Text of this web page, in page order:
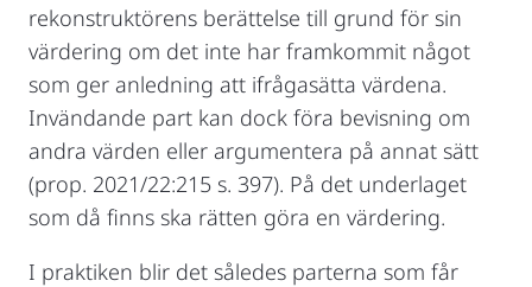
rekonstruktörens berättelse till grund för sin
värdering om det inte har framkommit något
som ger anledning att ifrågasätta värdena.
Invändande part kan dock föra bevisning om
andra värden eller argumentera på annat sätt
(prop. 2021/22:215 s. 397). På det underlaget
som då finns ska rätten göra en värdering.
I praktiken blir det således parterna som får